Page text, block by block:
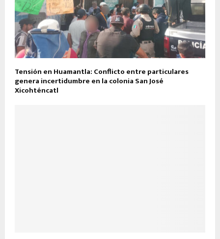
Tensión en Huamantla: Conflicto entre particulares
genera incertidumbre en la colonia San José
Xicohténcatl